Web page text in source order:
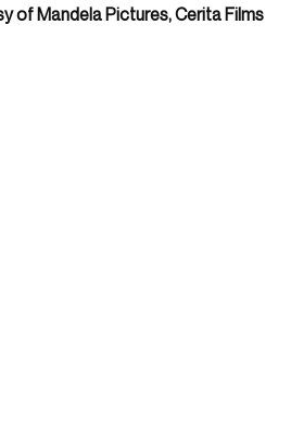
of Mandela Pictures, Cerita Films